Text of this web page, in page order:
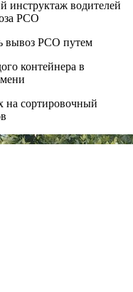
инструктаж водителей
РСО
вывоз РСО путем
контейнера в
на сортировочный